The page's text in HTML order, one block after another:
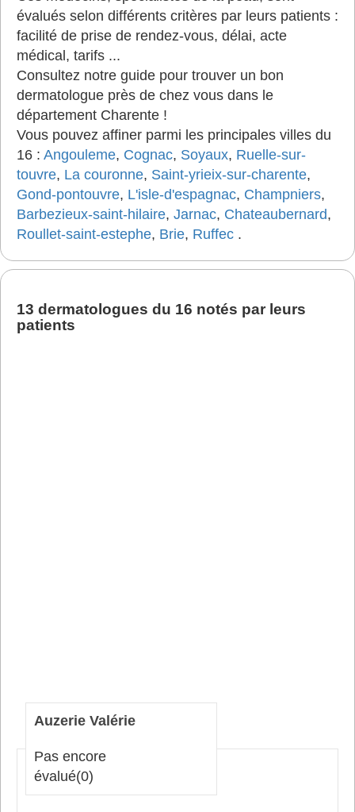
évalués selon différents critères par leurs patients :
facilité de prise de rendez-vous, délai, acte
médical, tarifs ...
Consultez notre guide pour trouver un bon
dermatologue près de chez vous dans le
département Charente !
Vous pouvez affiner parmi les principales villes du
16 : Angouleme, Cognac, Soyaux, Ruelle-sur-
touvre, La couronne, Saint-yrieix-sur-charente,
Gond-pontouvre, L'isle-d'espagnac, Champniers,
Barbezieux-saint-hilaire, Jarnac, Chateaubernard,
Roullet-saint-estephe, Brie, Ruffec .
13 dermatologues du 16 notés par leurs
patients
Auzerie Valérie
Pas encore
évalué(0)